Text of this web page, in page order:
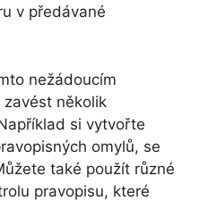
v předávané
nežádoucím
několik
si vytvořte
omylů, se
také použít různé
pravopisu, které